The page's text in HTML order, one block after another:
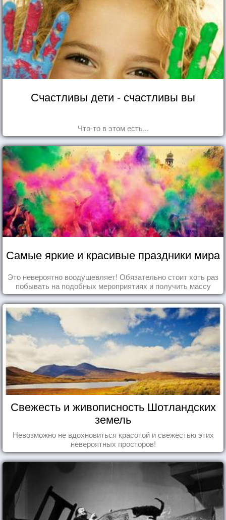
Счастливы дети - счастливы вы
Что-то в этом есть...
Самые яркие и красивые праздники мира
Это невероятно воодушевляет! Обязательно стоит хоть раз
побывать на подобных мероприятиях и получить массу
впечатлений!
Свежесть и живописность Шотландских
земель
Невозможно не вдохновиться красотой и свежестью этих
невероятных просторов!